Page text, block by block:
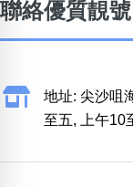
聯絡優質靚號
地址: 尖沙咀
至五, 上午10